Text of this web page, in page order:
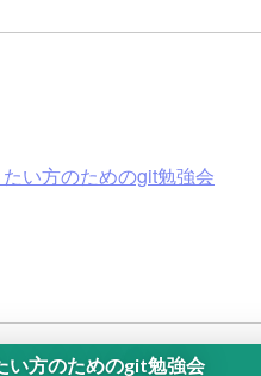
い方のためのgit勉強会